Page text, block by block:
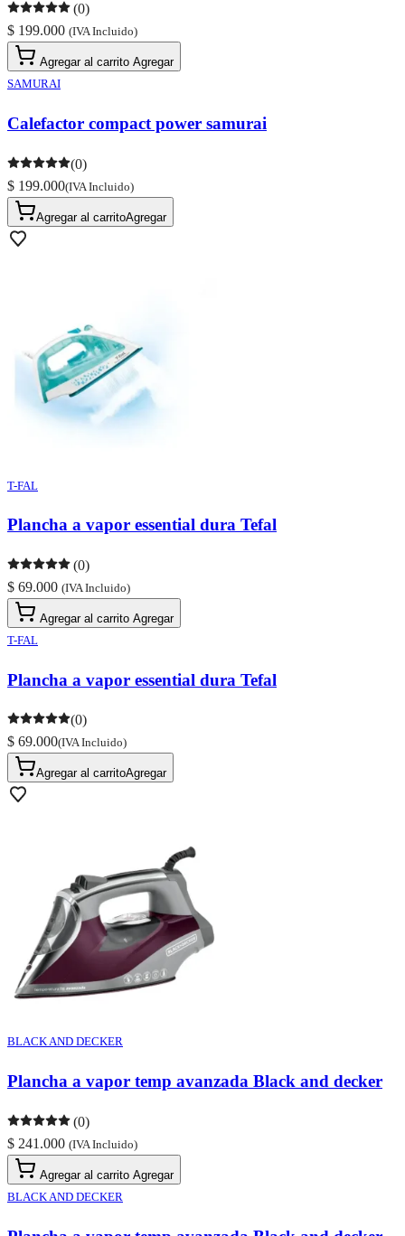
(0)
$ 199.000 (IVA Incluido)
Agregar al carrito Agregar
SAMURAI
Calefactor compact power samurai
(0)
$ 199.000(IVA Incluido)
Agregar al carritoAgregar
T-FAL
Plancha a vapor essential dura Tefal
(0)
$ 69.000 (IVA Incluido)
Agregar al carrito Agregar
T-FAL
Plancha a vapor essential dura Tefal
(0)
$ 69.000(IVA Incluido)
Agregar al carritoAgregar
BLACK AND DECKER
Plancha a vapor temp avanzada Black and decker
(0)
$ 241.000 (IVA Incluido)
Agregar al carrito Agregar
BLACK AND DECKER